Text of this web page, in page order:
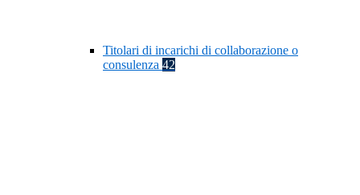
Titolari di incarichi di collaborazione o
consulenza 42